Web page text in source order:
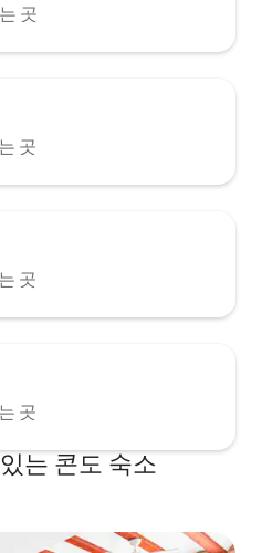
곳
곳
곳
곳
는 콘도 숙소